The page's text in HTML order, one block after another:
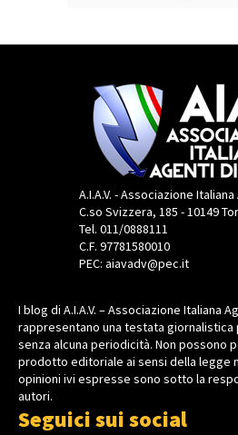
A.I.A.V. - Associazione
C.so Svizzera, 185 - 10149
Tel. 011/0888111
C.F. 97781580010
PEC: aiavadv@pec.it
I blog di A.I.A.V. – Associazione Italiana
rappresentano una testata giornalistica
senza alcuna periodicità. Non possono
prodotto editoriale ai sensi della legge
opinioni ivi espresse sono sotto la
autori.
Seguici sui social